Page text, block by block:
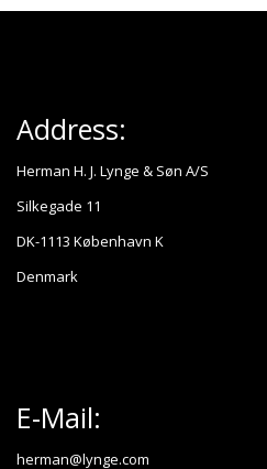
Address:
Herman H. J. Lynge & Søn A/S
Silkegade 11
DK-1113 København K
Denmark
E-Mail:
herman@lynge.com